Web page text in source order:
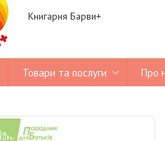
Книгарня Барви+
Товари та послуги Про